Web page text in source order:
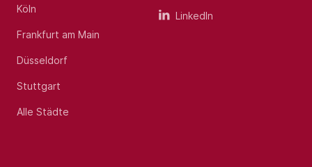
Köln
Frankfurt am Main
Düsseldorf
Stuttgart
Alle Städte
LinkedIn